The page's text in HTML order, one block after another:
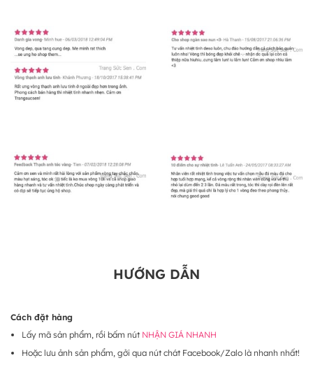
HƯỚNG DẪN
Cách đặt hàng
Lấy mã sản phẩm, rồi bấm nút NHẬN GIÁ NHANH
Hoặc lưu ảnh sản phẩm, gởi qua nút chát Facebook/Zalo là nhanh nhất!